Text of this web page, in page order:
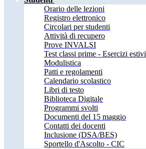
Orario delle lezioni
Registro elettronico
Circolari per studenti
Attività di recupero
Prove INVALSI
Test classi prime - Esercizi estivi
Modulistica
Patti e regolamenti
Calendario scolastico
Libri di testo
Biblioteca Digitale
Programmi svolti
Documenti del 15 maggio
Contatti dei docenti
Inclusione (DSA/BES)
Sportello d'Ascolto - CIC